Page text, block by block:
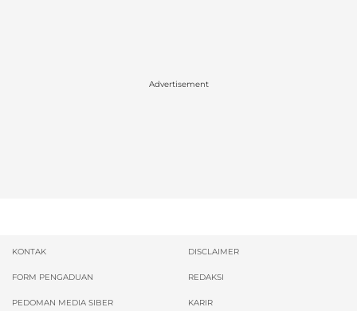
Advertisement
KONTAK DISCLAIMER
FORM PENGADUAN REDAKSI
PEDOMAN MEDIA SIBER KARIR